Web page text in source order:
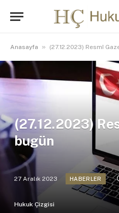
Anasayfa » (27.12.2023) Resmî
(27.12.2023)
bugün
27 Aralık 2023 HABERLER
Hukuk Çizgisi